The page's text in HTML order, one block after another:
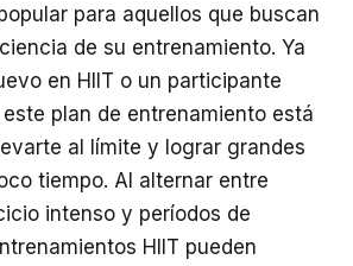
para aquellos que buscan
de su entrenamiento. Ya
en HIIT o un participante
plan de entrenamiento está
al límite y lograr grandes
tiempo. Al alternar entre
intenso y períodos de
HIIT pueden